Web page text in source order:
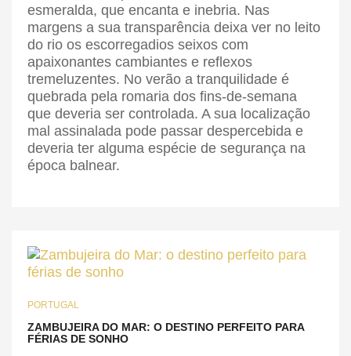
esmeralda, que encanta e inebria. Nas
margens a sua transparência deixa ver no leito
do rio os escorregadios seixos com
apaixonantes cambiantes e reflexos
tremeluzentes. No verão a tranquilidade é
quebrada pela romaria dos fins-de-semana
que deveria ser controlada. A sua localização
mal assinalada pode passar despercebida e
deveria ter alguma espécie de segurança na
época balnear.
PORTUGAL
ZAMBUJEIRA DO MAR: O DESTINO PERFEITO PARA
FÉRIAS DE SONHO